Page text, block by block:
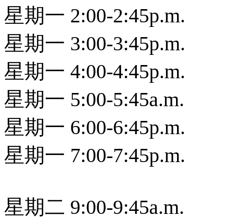
星期一 2:00-2:45p.m.
星期一 3:00-3:45p.m.
星期一 4:00-4:45p.m.
星期一 5:00-5:45a.m.
星期一 6:00-6:45p.m.
星期一 7:00-7:45p.m.
星期二 9:00-9:45a.m.